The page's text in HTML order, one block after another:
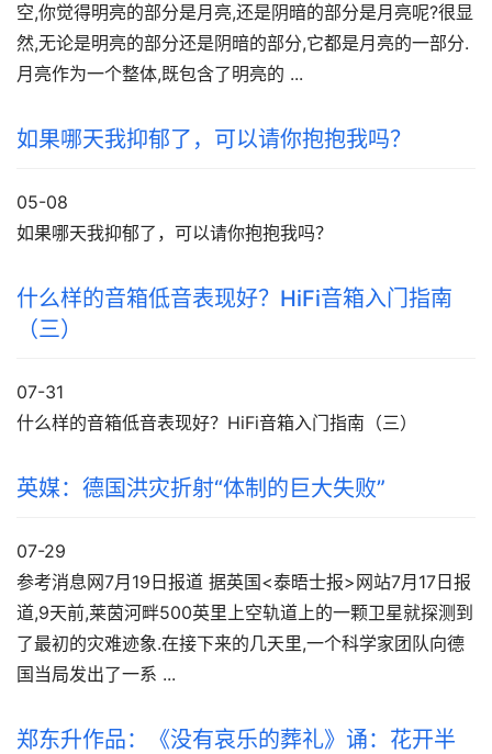
空,你觉得明亮的部分是月亮,还是阴暗的部分是月亮呢?很显
然,无论是明亮的部分还是阴暗的部分,它都是月亮的一部分.
月亮作为一个整体,既包含了明亮的 ...
如果哪天我抑郁了，可以请你抱抱我吗？
05-08
如果哪天我抑郁了，可以请你抱抱我吗？
什么样的音箱低音表现好？HiFi音箱入门指南
（三）
07-31
什么样的音箱低音表现好？HiFi音箱入门指南（三）
英媒：德国洪灾折射“体制的巨大失败”
07-29
参考消息网7月19日报道 据英国<泰晤士报>网站7月17日报
道,9天前,莱茵河畔500英里上空轨道上的一颗卫星就探测到
了最初的灾难迹象.在接下来的几天里,一个科学家团队向德
国当局发出了一系 ...
郑东升​作品：《没有哀乐的葬礼》诵：花开半